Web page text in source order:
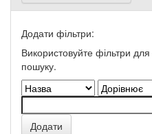
Додати фільтри:
Використовуйте фільтри для
пошуку.